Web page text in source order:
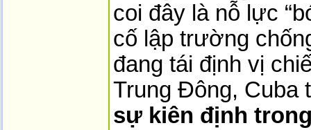
coi đây là nỗ lực
cố lập trường
đang tái định vị
Trung Đông, Cuba
sự kiên định